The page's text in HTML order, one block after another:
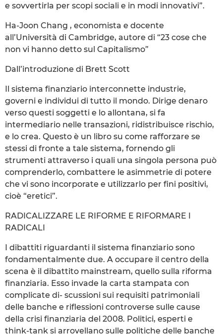
e sovvertirla per scopi sociali e in modi innovativi”.
Ha-Joon Chang , economista e docente
all’Università di Cambridge, autore di “23 cose che
non vi hanno detto sul Capitalismo”
Dall’introduzione di Brett Scott
Il sistema finanziario interconnette industrie,
governi e individui di tutto il mondo. Dirige denaro
verso questi soggetti e lo allontana, si fa
intermediario nelle transazioni, ridistribuisce rischio,
e lo crea. Questo è un libro su come rafforzare se
stessi di fronte a tale sistema, fornendo gli
strumenti attraverso i quali una singola persona può
comprenderlo, combattere le asimmetrie di potere
che vi sono incorporate e utilizzarlo per fini positivi,
cioè “eretici”.
RADICALIZZARE LE RIFORME E RIFORMARE I
RADICALI
I dibattiti riguardanti il sistema finanziario sono
fondamentalmente due. A occupare il centro della
scena è il dibattito mainstream, quello sulla riforma
finanziaria. Esso invade la carta stampata con
complicate di- scussioni sui requisiti patrimoniali
delle banche e riflessioni controverse sulle cause
della crisi finanziaria del 2008. Politici, esperti e
think-tank si arrovellano sulle politiche delle banche